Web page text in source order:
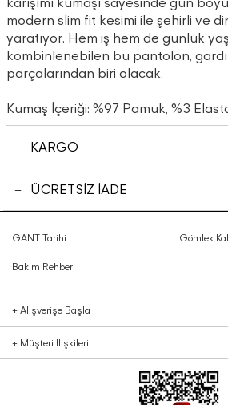
modern slim fit kesimi ile şehirli ve
yaratıyor. Hem iş hem de günlük
kombinlenebilen bu pantolon,
parçalarından biri olacak.
Kumaş İçeriği: %97 Pamuk, %3
KARGO
ÜCRETSİZ İADE
GANT Tarihi Gömlek
Bakım Rehberi
+ Alışverişe Başla
+ Müşteri İlişkileri